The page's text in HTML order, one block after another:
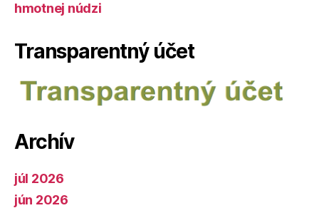
hmotnej núdzi
Transparentný účet
Archív
júl 2026
jún 2026